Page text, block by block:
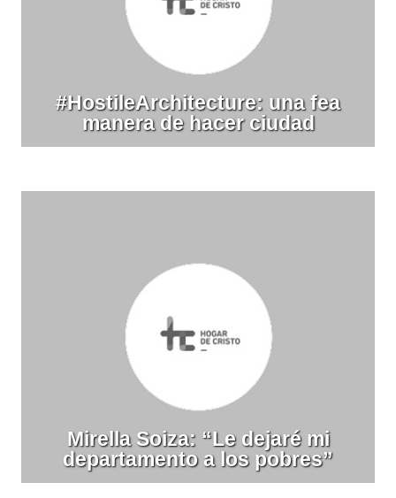
#HostileArchitecture: una fea
manera de hacer ciudad
Mirella Soiza: “Le dejaré mi
departamento a los pobres”